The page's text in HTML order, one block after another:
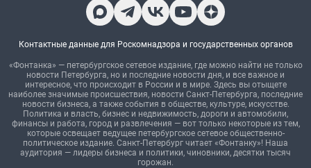
Контактные данные для Роскомнадзора и государственных органов
«Фонтанка» — петербургское сетевое издание, где можно найти не только
новости Петербурга, но и последние новости дня, и все важное и
интересное, что происходит в России и в мире. Здесь вы отыщете
наиболее значимые происшествия, новости Санкт-Петербурга, последние
новости бизнеса, а также события в обществе, культуре, искусстве.
Политика и власть, бизнес и недвижимость, дороги и автомобили,
финансы и работа, город и развлечения — вот только некоторые из тем,
которые освещает ведущее петербургское сетевое общественно-
политическое издание. Санкт-Петербург читает «Фонтанку»! Наша
аудитория — лидеры бизнеса и политики, чиновники, десятки тысяч
горожан.